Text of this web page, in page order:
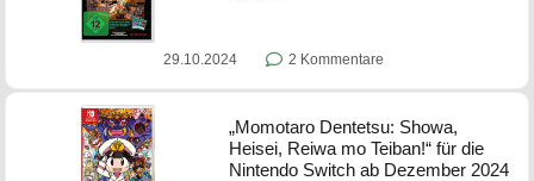
29.10.2024 2 Kommentare
„Momotaro Dentetsu: Showa,
Heisei, Reiwa mo Teiban!“ für die
Nintendo Switch ab Dezember 2024